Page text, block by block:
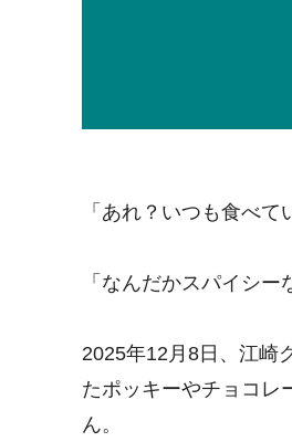
「あれ？いつも食べて
「なんだかスパイシ
2025年12月8日、江崎
たポッキーやチョコレ
ん。